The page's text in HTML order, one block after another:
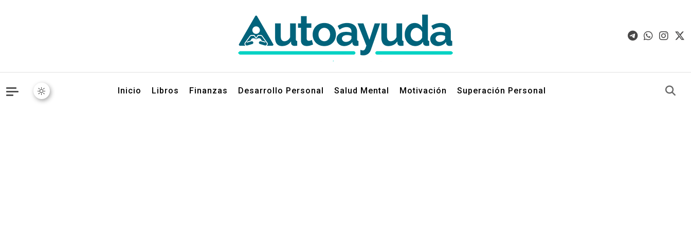
Inicio Libros Finanzas Desarrollo Personal Salud Mental Motivación Superación Personal